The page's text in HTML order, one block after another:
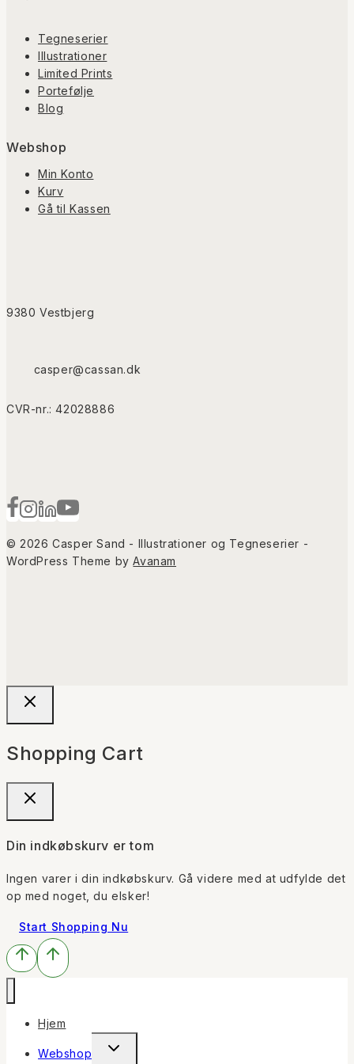
Tegneserier
Illustrationer
Limited Prints
Portefølje
Blog
Webshop
Min Konto
Kurv
Gå til Kassen
9380 Vestbjerg
casper@cassan.dk
CVR-nr.: 42028886
© 2026 Casper Sand - Illustrationer og Tegneserier -
WordPress Theme byAvanam
Shopping Cart
Din indkøbskurv er tom
Ingen varer i din indkøbskurv. Gå videre med at udfylde det
op med noget, du elsker!
Start Shopping Nu
Hjem
Webshop Toggle